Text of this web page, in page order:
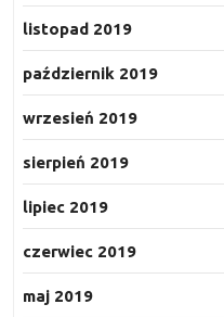
listopad 2019
październik 2019
wrzesień 2019
sierpień 2019
lipiec 2019
czerwiec 2019
maj 2019